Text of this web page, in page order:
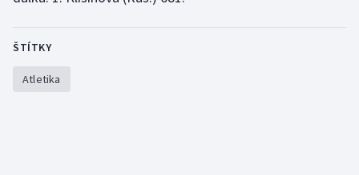
ŠTÍTKY
Atletika